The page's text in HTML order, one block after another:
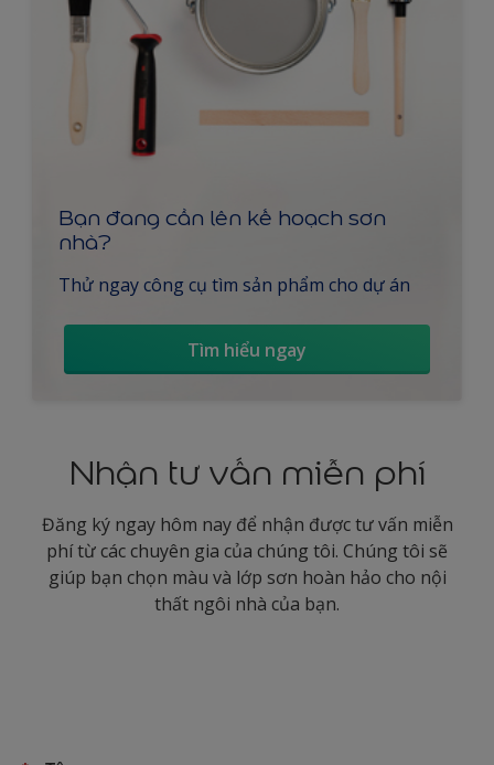
Bạn đang cần lên kế hoạch sơn
nhà?
Thử ngay công cụ tìm sản phẩm cho dự án
Tìm hiểu ngay
Nhận tư vấn miễn phí
Đăng ký ngay hôm nay để nhận được tư vấn miễn
phí từ các chuyên gia của chúng tôi. Chúng tôi sẽ
giúp bạn chọn màu và lớp sơn hoàn hảo cho nội
thất ngôi nhà của bạn.